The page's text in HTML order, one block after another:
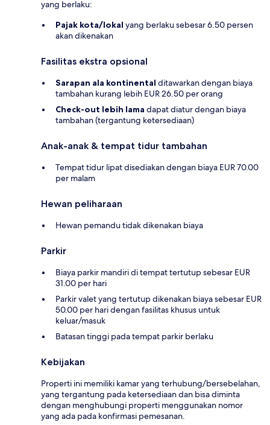
yang berlaku:
Pajak kota/lokal yang berlaku sebesar 6.50 persen
akan dikenakan
Fasilitas ekstra opsional
Sarapan ala kontinental ditawarkan dengan biaya
tambahan kurang lebih EUR 26.50 per orang
Check-out lebih lama dapat diatur dengan biaya
tambahan (tergantung ketersediaan)
Anak-anak & tempat tidur tambahan
Tempat tidur lipat disediakan dengan biaya EUR 70.00
per malam
Hewan peliharaan
Hewan pemandu tidak dikenakan biaya
Parkir
Biaya parkir mandiri di tempat tertutup sebesar EUR
31.00 per hari
Parkir valet yang tertutup dikenakan biaya sebesar EUR
50.00 per hari dengan fasilitas khusus untuk
keluar/masuk
Batasan tinggi pada tempat parkir berlaku
Kebijakan
Properti ini memiliki kamar yang terhubung/bersebelahan,
yang tergantung pada ketersediaan dan bisa diminta
dengan menghubungi properti menggunakan nomor
yang ada pada konfirmasi pemesanan.